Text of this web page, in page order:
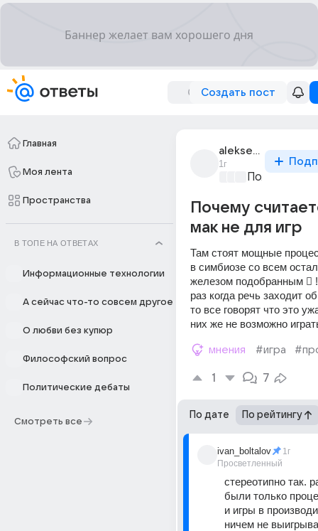
Создать пост
Главная
Моя лента
Пространства
В ТОПЕ НА ОТВЕТАХ
Информационные технологии
А сейчас что-то совсем другое
О любви без купюр
Философский вопрос
Политические дебаты
Смотреть все
aleksei_naverno_1
1г
Почему
мак не для игр
Там стоят мощные
в симбиозе со всем
железом подобранным 
раз когда речь заходит
то все говорят что это
них же не возможно
мнения #игра
1 7
По дате По рейтингу
ivan_boltalov
Просветленный
1г
стереотипно так.
были только
и игры в
ничем не